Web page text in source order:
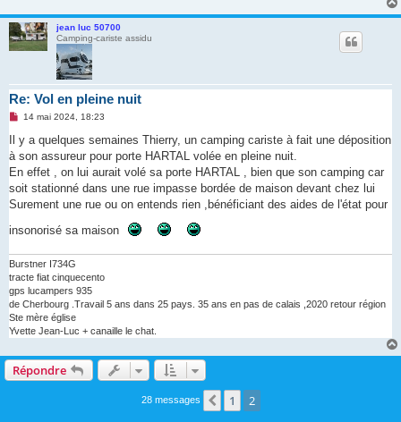
jean luc 50700
Camping-cariste assidu
Re: Vol en pleine nuit
M
s
s
a
g
n
o
u
14 mai 2024, 18:23
Il y a quelques semaines Thierry, un camping cariste à fait une déposition
à son assureur pour porte HARTAL volée en pleine nuit.
En effet , on lui aurait volé sa porte HARTAL , bien que son camping car
soit stationné dans une rue impasse bordée de maison devant chez lui
Surement une rue ou on entends rien ,bénéficiant des aides de l'état pour
insonorisé sa maison
Burstner I734G
tracte fiat cinquecento
gps lucampers 935
de Cherbourg .Travail 5 ans dans 25 pays. 35 ans en pas de calais ,2020 retour région
Ste mère église
Yvette Jean-Luc + canaille le chat.
Répondre
28 messages Précédente
1 2